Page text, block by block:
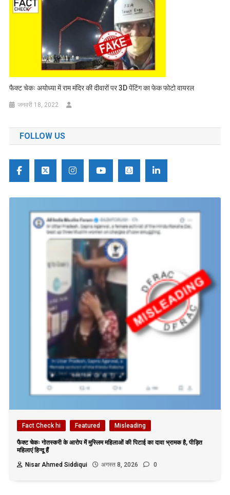
फैक्ट चेकः अयोध्या में राम मंदिर की दीवारों पर 3D पेंटिंग का फेक फोटो वायरल
जनवरी 18, 2022
FOLLOW US
Fact Check hi Featured Misleading
फैक्ट चेकः गोतस्करी के आरोप में मुस्लिम महिलाओं की पिटाई का दावा भ्रामक है, पीड़ित
महिलाएं हिन्दू हैं
Nisar Ahmed Siddiqui
अगस्त 8, 2026 0